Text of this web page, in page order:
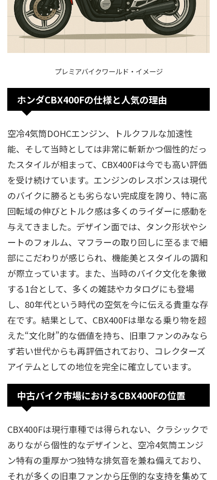
プレミアバイクワールド・イメージ
ホンダCBX400Fの仕様と人気の理由
空冷4気筒DOHCエンジン、トルクフルな加速性
能、そして当時としては非常に斬新かつ個性的だっ
たスタイルが相まって、CBX400Fは今でも高い評価
を受け続けています。エンジンのレスポンスは現代
のバイクに勝るとも劣らない完成度を誇り、特に高
回転域の伸びとトルク感は多くのライダーに感動を
与えてきました。デザイン面では、タンク形状やシ
ートのフォルム、マフラーの取り回しに至るまで細
部にこだわりが感じられ、機能美とスタイルの調和
が際立っています。また、当時のバイク文化を象徴
する1台として、多くの雑誌やカタログにも登場
し、80年代という時代の空気を今に伝える貴重な存
在です。結果として、CBX400Fは単なる乗り物を超
えた“文化財”的な価値を持ち、旧車ファンのみなら
ず若い世代からも再評価されており、コレクターズ
アイテムとしての地位を完全に確立しています。
中古バイク市場におけるCBX400Fの位置
CBX400Fは現行車種では得られない、クラシックで
ありながら個性的なデザインと、空冷4気筒エンジ
ン特有の重厚かつ独特な排気音を兼ね備えており、
それが多くの旧車ファンから圧倒的な支持を集めて